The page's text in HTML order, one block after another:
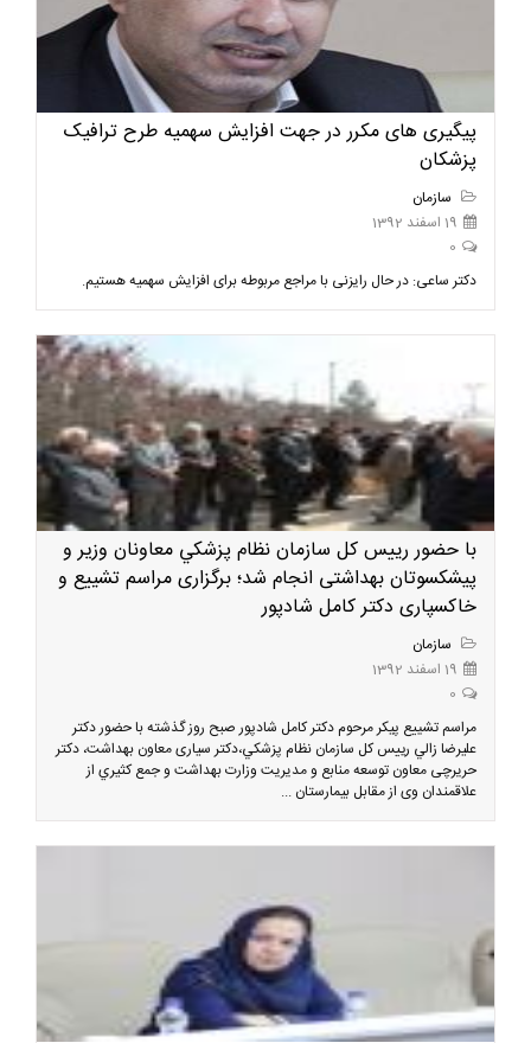
پیگیری های مکرر در جهت افزایش سهمیه طرح ترافیک
پزشکان
سازمان
19 اسفند 1392
0
دکتر ساعی: در حال رایزنی با مراجع مربوطه برای افزایش سهمیه هستیم.
با حضور رييس كل سازمان نظام پزشكي معاونان وزیر و
پیشکسوتان بهداشتی انجام شد؛ برگزاری مراسم تشییع و
خاکسپاری دکتر کامل شادپور
سازمان
19 اسفند 1392
0
مراسم تشییع پیکر مرحوم دکتر کامل شادپور صبح روز گذشته با حضور دکتر
عليرضا زالي رييس كل سازمان نظام پزشكي،دكتر سیاری معاون بهداشت، دکتر
حریرچی معاون توسعه منابع و مدیریت وزارت بهداشت و جمع كثيري از
علاقمندان وی از مقابل بیمارستان ...